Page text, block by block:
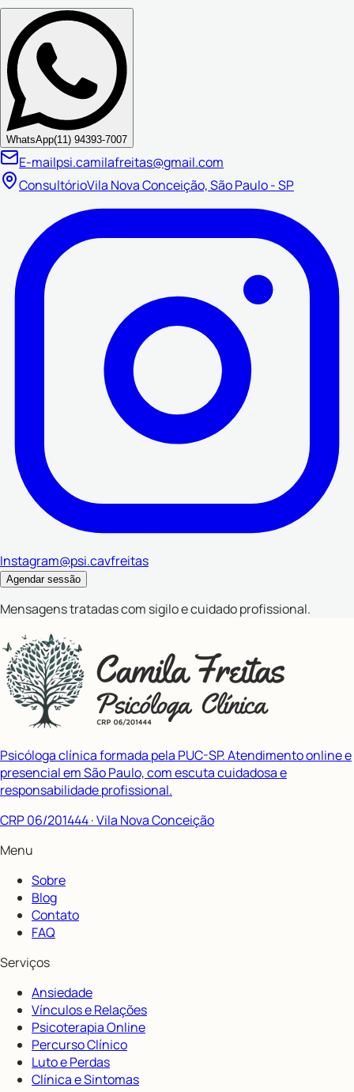
WhatsApp(11) 94393-7007
E-mailpsi.camilafreitas@gmail.com
ConsultórioVila Nova Conceição, São Paulo - SP
Instagram@psi.cavfreitas
Agendar sessão
Mensagens tratadas com sigilo e cuidado profissional.
Psicóloga clínica formada pela PUC-SP. Atendimento online e
presencial em São Paulo, com escuta cuidadosa e
responsabilidade profissional.
CRP 06/201444· Vila Nova Conceição
Menu
Sobre
Blog
Contato
FAQ
Serviços
Ansiedade
Vínculos e Relações
Psicoterapia Online
Percurso Clínico
Luto e Perdas
Clínica e Sintomas